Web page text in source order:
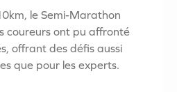
le Semi-Marathon
coureurs ont pu affronté
offrant des défis aussi
que pour les experts.